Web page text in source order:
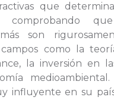
que
comprobando
son
como la
la inversión en
influyente en su